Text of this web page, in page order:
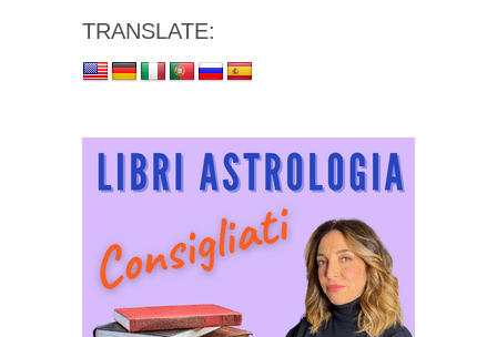
TRANSLATE: